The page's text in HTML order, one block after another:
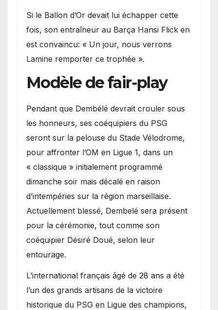
Si le Ballon d’Or devait lui échapper cette
fois, son entraîneur au Barça Hansi Flick en
est convaincu: « Un jour, nous verrons
Lamine remporter ce trophée ».
Modèle de fair-play
Pendant que Dembélé devrait crouler sous
les honneurs, ses coéquipiers du PSG
seront sur la pelouse du Stade Vélodrome,
pour affronter l’OM en Ligue 1, dans un
« classique » initialement programmé
dimanche soir mais décalé en raison
d’intempéries sur la région marseillaise.
Actuellement blessé, Dembelé sera présent
pour la cérémonie, tout comme son
coéquipier Désiré Doué, selon leur
entourage.
L’international français âgé de 28 ans a été
l’un des grands artisans de la victoire
historique du PSG en Ligue des champions,